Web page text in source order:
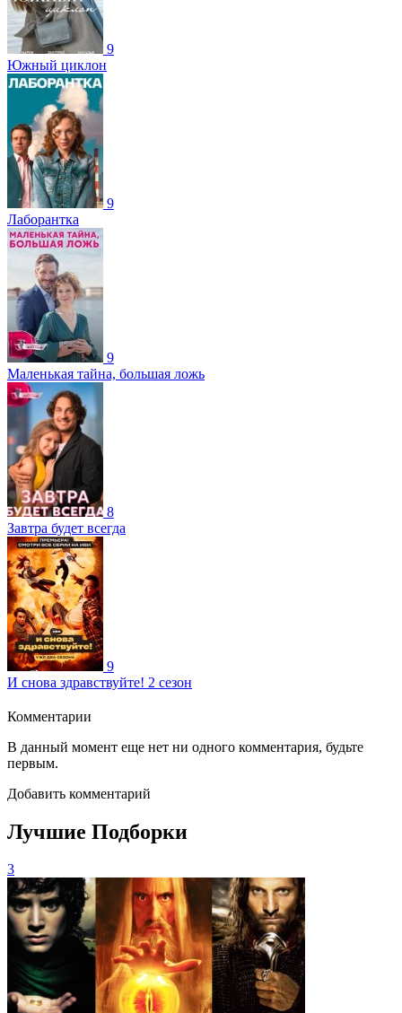
9
Южный циклон
9
Лаборантка
9
Маленькая тайна, большая ложь
8
Завтра будет всегда
9
И снова здравствуйте! 2 сезон
Комментарии
В данный момент еще нет ни одного комментария, будьте
первым.
Добавить комментарий
Лучшие Подборки
3